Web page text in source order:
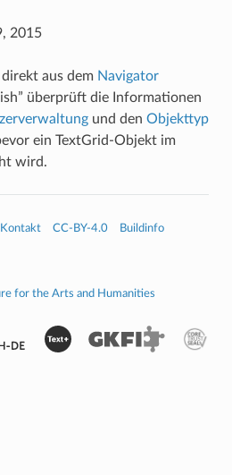
2015
aus dem Navigator
überprüft die Informationen
und den Objekttyp
ein TextGrid-Objekt im
wird.
Kontakt CC-BY-4.0 Buildinfo
for the Arts and Humanities